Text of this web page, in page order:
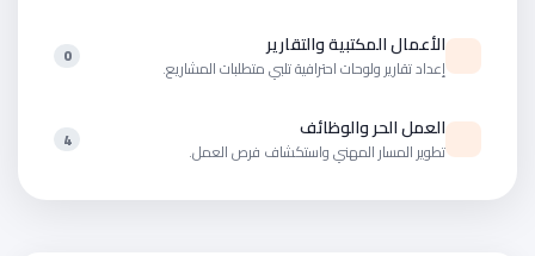
الأعمال المكتبية والتقارير
إعداد تقارير ولوحات احترافية تلبي متطلبات المشاريع. 0
العمل الحر والوظائف
تطوير المسار المهني واستكشاف فرص العمل. 4